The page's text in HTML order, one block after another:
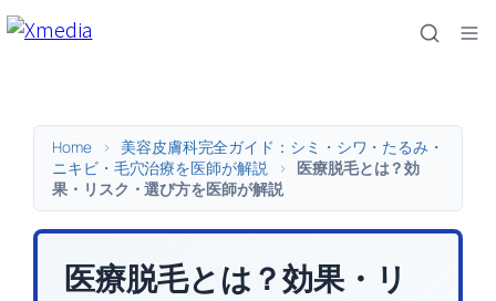
内
Home >
美容皮膚科完全ガイド：シミ・シワ・たるみ・
ニキビ・毛穴治療を医師が解説
>
医療脱毛とは？効
果・リスク・選び方を医師が解説
医療脱毛とは？効果・リ